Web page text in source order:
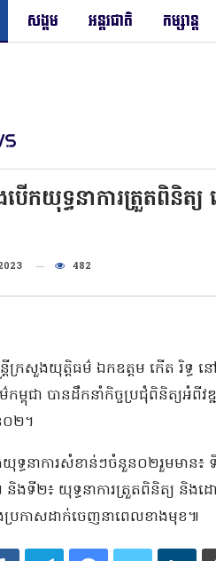
សង្គម អន្តរជាតិ កម្សាន្ត
ើកយុទ្ធនាការត្រួតពិនិត្
2023 482
ន្ត្រីក្រសួងយុត្តិធម៌ ឯកឧត្តម កើត រិទ្
ម្ពុជា បានដឹកនាំកិច្ចប្រជុំពិនិត្យអំពីវ
០២។
យុទ្ធនាការសំខាន់ៗចំនួន០២រួមមាន៖
និងទី២៖ យុទ្ធនាការត្រួតពិនិត្យ និង
រកាសដាក់ចេញនាពេលខាងមុខ៕